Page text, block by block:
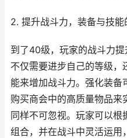
2. 提升战斗力，装备与技能
到了40级，玩家的战斗力
不仅需要进步自己的等级，
能来增加战斗力。强化装
购买商会中的高质量物品
同样不可忽视。玩家可以
组合，并在战斗中灵活运用